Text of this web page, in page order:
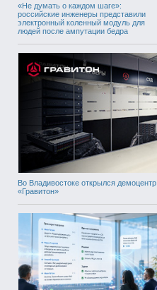
«Не думать о каждом шаге»:
российские инженеры представили
электронный коленный модуль для
людей после ампутации бедра
Во Владивостоке открылся демоцентр
«Гравитон»